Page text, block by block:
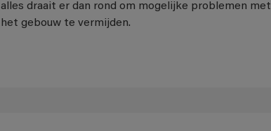
alles draait er dan rond om mogelijke problemen
het gebouw te vermijden.